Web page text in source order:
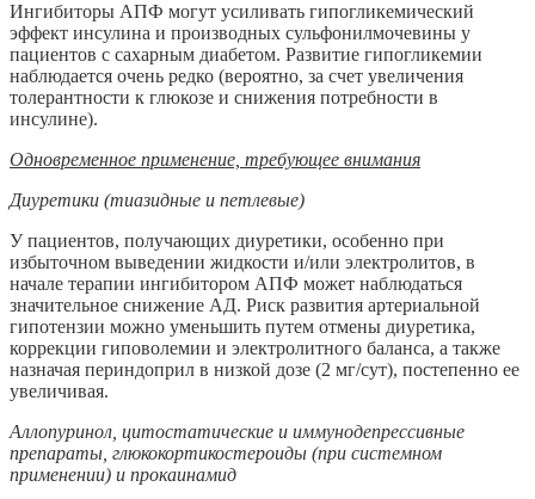
Ингибиторы АПФ могут усиливать гипогликемический
эффект инсулина и производных сульфонилмочевины у
пациентов с сахарным диабетом. Развитие гипогликемии
наблюдается очень редко (вероятно, за счет увеличения
толерантности к глюкозе и снижения потребности в
инсулине).
Одновременное применение, требующее внимания
Диуретики (тиазидные и петлевые)
У пациентов, получающих диуретики, особенно при
избыточном выведении жидкости и/или электролитов, в
начале терапии ингибитором АПФ может наблюдаться
значительное снижение АД. Риск развития артериальной
гипотензии можно уменьшить путем отмены диуретика,
коррекции гиповолемии и электролитного баланса, а также
назначая периндоприл в низкой дозе (2 мг/сут), постепенно ее
увеличивая.
Аллопуринол, цитостатические и иммунодепрессивные
препараты, глюкокортикостероиды (при системном
применении) и прокаинамид